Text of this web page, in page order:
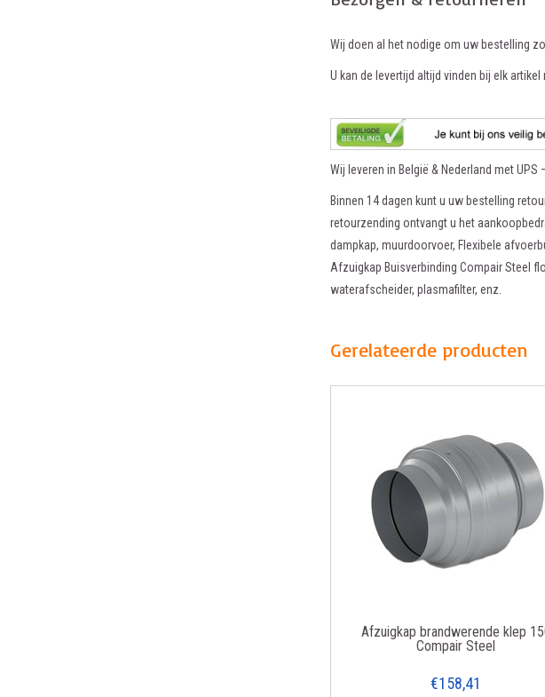
Wij doen al het nodige om uw bestelling
U kan de levertijd altijd vinden bij elk
Wij leveren in België & Nederland met
Binnen 14 dagen kunt u uw bestelling
retourzending ontvangt u het
dampkap, muurdoorvoer, Flexibele
Afzuigkap Buisverbinding Compair Steel
waterafscheider, plasmafilter, enz.
Gerelateerde producten
Afzuigkap brandwerende klep
Compair Steel
€158,41